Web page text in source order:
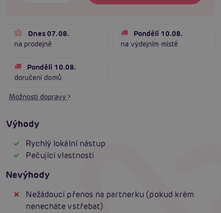
Dnes 07.08.
na prodejně
Pondělí 10.08.
na výdejním místě
Pondělí 10.08.
doručení domů
Možnosti dopravy
Výhody
Rychlý lokální nástup
Pečující vlastnosti
Nevýhody
Nežádoucí přenos na partnerku (pokud krém
nenecháte vstřebat)